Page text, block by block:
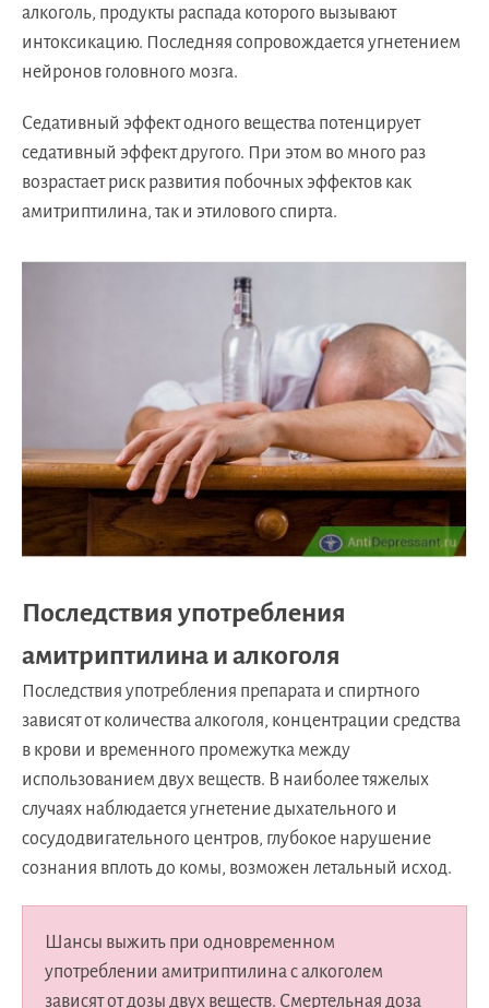
алкоголь, продукты распада которого вызывают
интоксикацию. Последняя сопровождается угнетением
нейронов головного мозга.
Седативный эффект одного вещества потенцирует
седативный эффект другого. При этом во много раз
возрастает риск развития побочных эффектов как
амитриптилина, так и этилового спирта.
Последствия употребления
амитриптилина и алкоголя
Последствия употребления препарата и спиртного
зависят от количества алкоголя, концентрации средства
в крови и временного промежутка между
использованием двух веществ. В наиболее тяжелых
случаях наблюдается угнетение дыхательного и
сосудодвигательного центров, глубокое нарушение
сознания вплоть до комы, возможен летальный исход.
Шансы выжить при одновременном
употреблении амитриптилина с алкоголем
зависят от дозы двух веществ. Смертельная доза